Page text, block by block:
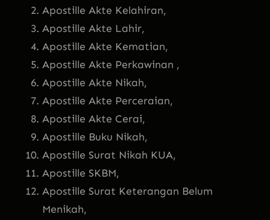
Apostille Akte Kelahiran,
Apostille Akte Lahir,
Apostille Akte Kematian,
Apostille Akte Perkawinan ,
Apostille Akte Nikah,
Apostille Akte Perceraian,
Apostille Akte Cerai,
Apostille Buku Nikah,
Apostille Surat Nikah KUA,
Apostille SKBM,
Apostille Surat Keterangan Belum
Menikah,